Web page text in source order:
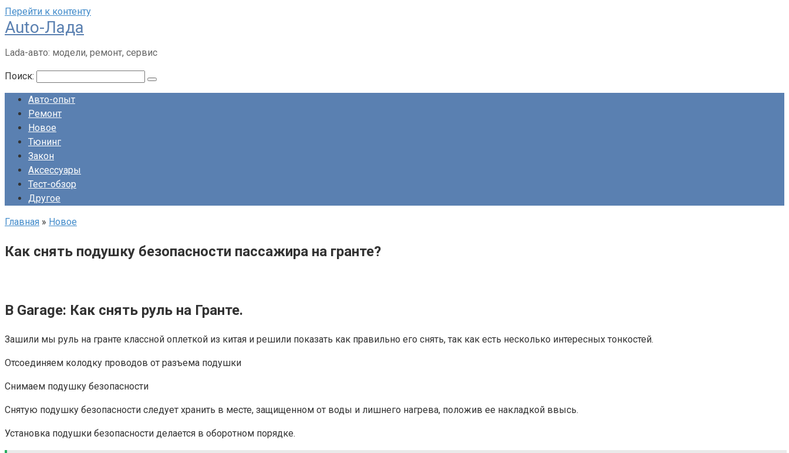
Перейти к контенту
Auto-Лада
Lada-авто: модели, ремонт, сервис
Поиск:
Авто-опыт
Ремонт
Новое
Тюнинг
Закон
Аксессуары
Тест-обзор
Другое
Главная » Новое
Как снять подушку безопасности пассажира на гранте?
В Garage: Как снять руль на Гранте.
Зашили мы руль на гранте классной оплеткой из китая и решили показать как правильно его снять, так как есть несколько интересных тонкостей.
Отсоединяем колодку проводов от разъема подушки
Снимаем подушку безопасности
Снятую подушку безопасности следует хранить в месте, защищенном от воды и лишнего нагрева, положив ее накладкой ввысь.
Установка подушки безопасности делается в оборотном порядке.